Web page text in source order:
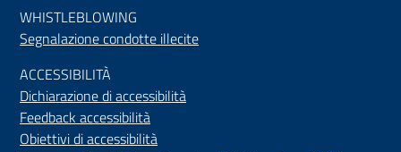
WHISTLEBLOWING
Segnalazione condotte illecite
ACCESSIBILITÀ
Dichiarazione di accessibilità
Feedback accessibilità
Obiettivi di accessibilità